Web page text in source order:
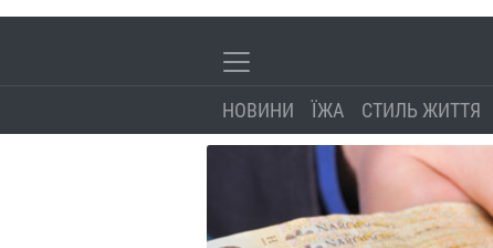
НОВИНИ ЇЖА СТИЛЬ ЖИТТЯ